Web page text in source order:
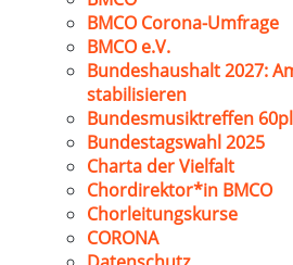
BMCO Corona-Umfrage
BMCO e.V.
Bundeshaushalt 2027:
stabilisieren
Bundesmusiktreffen
Bundestagswahl 2025
Charta der Vielfalt
Chordirektor*in BMCO
Chorleitungskurse
CORONA